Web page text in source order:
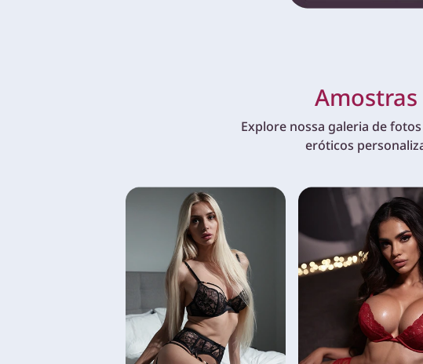
Explore nossa galeria de
eróticos